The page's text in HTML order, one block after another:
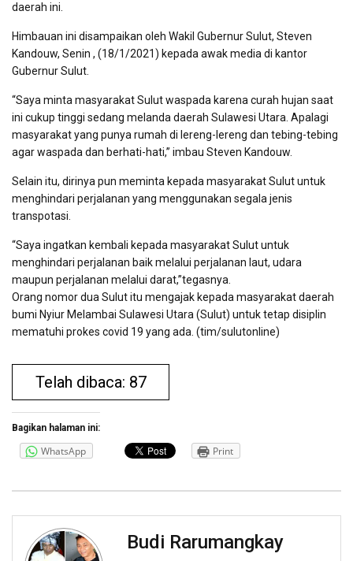
daerah ini.
Himbauan ini disampaikan oleh Wakil Gubernur Sulut, Steven
Kandouw, Senin , (18/1/2021) kepada awak media di kantor
Gubernur Sulut.
“Saya minta masyarakat Sulut waspada karena curah hujan saat
ini cukup tinggi sedang melanda daerah Sulawesi Utara. Apalagi
masyarakat yang punya rumah di lereng-lereng dan tebing-tebing
agar waspada dan berhati-hati,” imbau Steven Kandouw.
Selain itu, dirinya pun meminta kepada masyarakat Sulut untuk
menghindari perjalanan yang menggunakan segala jenis
transpotasi.
“Saya ingatkan kembali kepada masyarakat Sulut untuk
menghindari perjalanan baik melalui perjalanan laut, udara
maupun perjalanan melalui darat,”tegasnya.
Orang nomor dua Sulut itu mengajak kepada masyarakat daerah
bumi Nyiur Melambai Sulawesi Utara (Sulut) untuk tetap disiplin
mematuhi prokes covid 19 yang ada. (tim/sulutonline)
Telah dibaca: 87
Bagikan halaman ini:
WhatsApp Print
Budi Rarumangkay